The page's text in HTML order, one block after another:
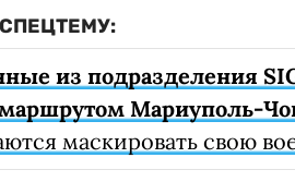
из подразделения
Мариуполь-
маскировать свою